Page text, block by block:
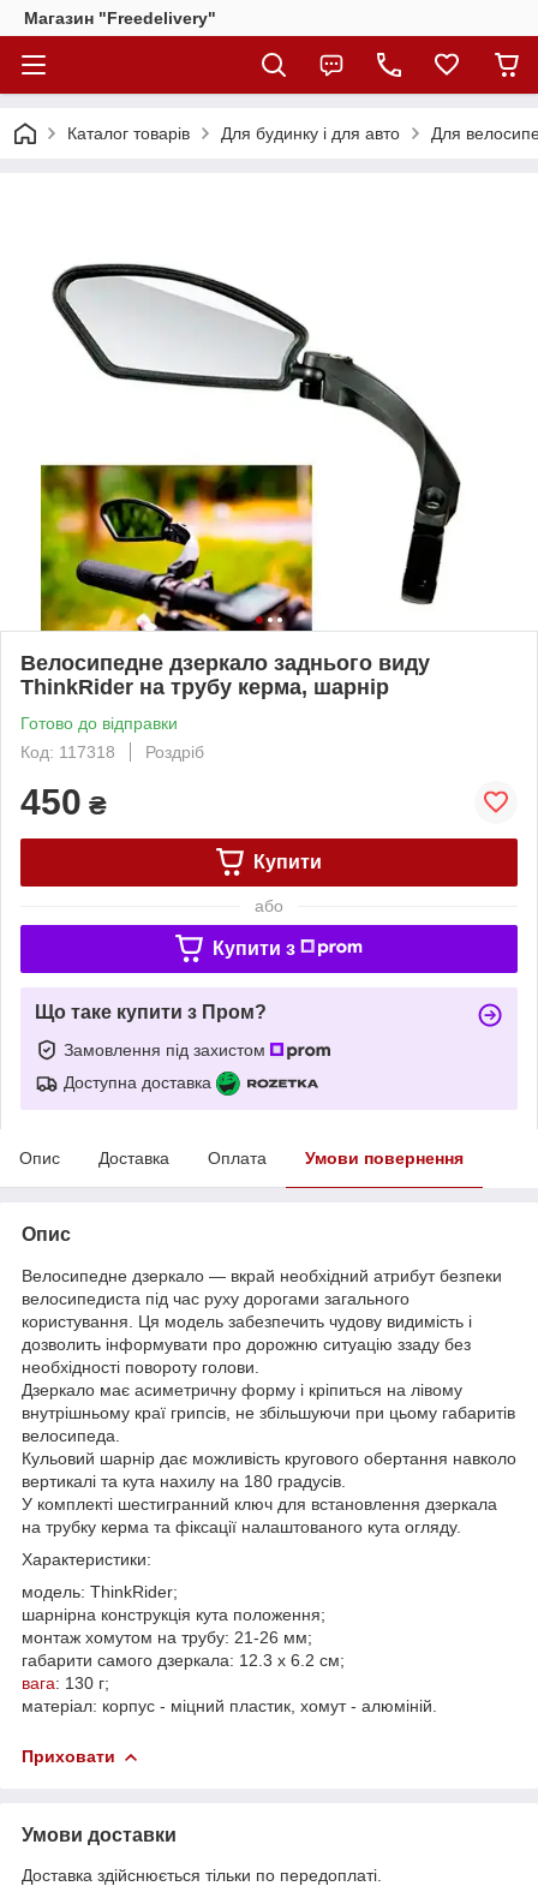
Магазин "Freedelivery"
Каталог товарів Для будинку і для авто Для
Велосипедне дзеркало заднього виду
ThinkRider на трубу керма, шарнір
Готово до відправки
Код: 117318
Роздріб
450 ₴
Купити
або
Купити з
Що таке купити з Пром?
Замовлення під захистом
Доступна доставка
Опис Доставка Оплата Умови повернення
Опис
Велосипедне дзеркало — вкрай необхідний атрибут безпеки
велосипедиста під час руху дорогами загального
користування. Ця модель забезпечить чудову видимість і
дозволить інформувати про дорожню ситуацію ззаду без
необхідності повороту голови.
Дзеркало має асиметричну форму і кріпиться на лівому
внутрішньому краї грипсів, не збільшуючи при цьому габаритів
велосипеда.
Кульовий шарнір дає можливість кругового обертання навколо
вертикалі та кута нахилу на 180 градусів.
У комплекті шестигранний ключ для встановлення дзеркала
на трубку керма та фіксації налаштованого кута огляду.
Характеристики:
модель: ThinkRider;
шарнірна конструкція кута положення;
монтаж хомутом на трубу: 21-26 мм;
габарити самого дзеркала: 12.3 х 6.2 см;
вага: 130 г;
матеріал: корпус - міцний пластик, хомут - алюміній.
Приховати
Умови доставки
Доставка здійснюється тільки по передоплаті.